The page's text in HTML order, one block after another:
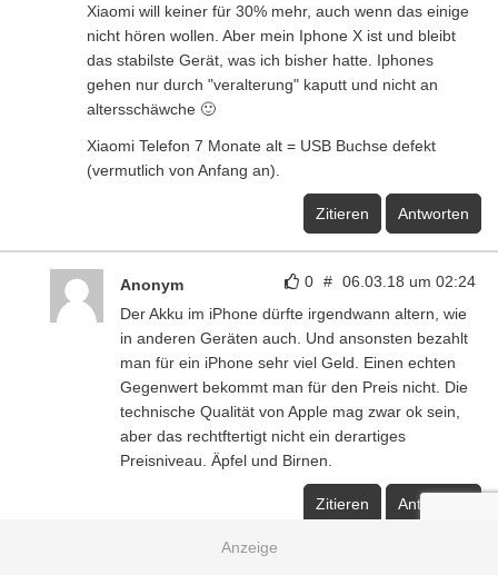
Xiaomi will keiner für 30% mehr, auch wenn das einige
nicht hören wollen. Aber mein Iphone X ist und bleibt
das stabilste Gerät, was ich bisher hatte. Iphones
gehen nur durch "veralterung" kaputt und nicht an
altersschäwche 🙂
Xiaomi Telefon 7 Monate alt = USB Buchse defekt
(vermutlich von Anfang an).
Zitieren Antworten
0 # 06.03.18 um 02:24
Anonym
Der Akku im iPhone dürfte irgendwann altern, wie
in anderen Geräten auch. Und ansonsten bezahlt
man für ein iPhone sehr viel Geld. Einen echten
Gegenwert bekommt man für den Preis nicht. Die
technische Qualität von Apple mag zwar ok sein,
aber das rechtftertigt nicht ein derartiges
Preisniveau. Äpfel und Birnen.
Zitieren Antworten